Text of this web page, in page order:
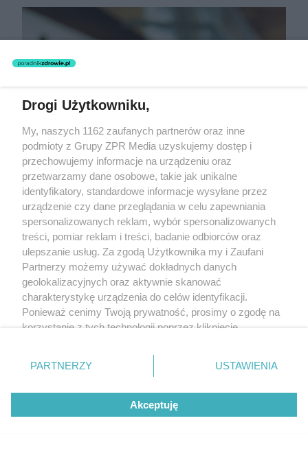
Drogi Użytkowniku,
My, naszych 1162 zaufanych partnerów oraz inne
podmioty z Grupy ZPR Media uzyskujemy dostęp i
przechowujemy informacje na urządzeniu oraz
przetwarzamy dane osobowe, takie jak unikalne
identyfikatory, standardowe informacje wysyłane przez
urządzenie czy dane przeglądania w celu zapewniania
spersonalizowanych reklam, wybór spersonalizowanych
treści, pomiar reklam i treści, badanie odbiorców oraz
ulepszanie usług. Za zgodą Użytkownika my i Zaufani
Partnerzy możemy używać dokładnych danych
geolokalizacyjnych oraz aktywnie skanować
charakterystykę urządzenia do celów identyfikacji.
Ponieważ cenimy Twoją prywatność, prosimy o zgodę na
korzystanie z tych technologii poprzez kliknięcie
zmienić/wycofać klikając przycisk ustawień prywatności
znajdujący się w lewym dolnym rogu strony
rodzaje przetwarzania danych nie wymagają zgody
użytkownika, ale masz prawo sprzeciwić się takiemu
przetwarzaniu. Preferencje będą miały zastosowanie tylko
PARTNERZY USTAWIENIA
Akceptuję